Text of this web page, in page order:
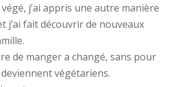
j’ai appris une autre manière
j’ai fait découvrir de nouveaux
de manger a changé, sans pour
végétariens.